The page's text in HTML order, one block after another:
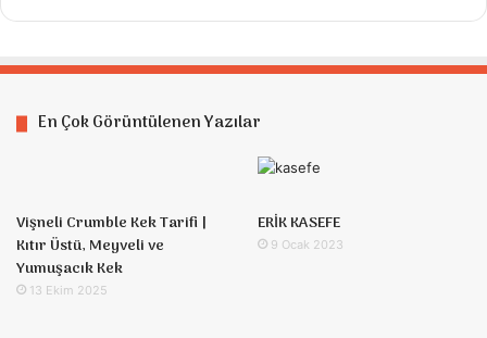
En Çok Görüntülenen Yazılar
Vişneli Crumble Kek Tarifi |
Kıtır Üstü, Meyveli ve
Yumuşacık Kek
13 Ekim 2025
ERİK KASEFE
9 Ocak 2023